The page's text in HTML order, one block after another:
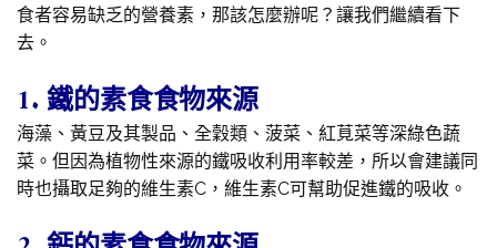
食者容易缺乏的營養素，那該怎麼辦呢？讓我們繼續看下
去。
1. 鐵的素食食物來源
海藻、黃豆及其製品、全穀類、菠菜、紅莧菜等深綠色蔬
菜。但因為植物性來源的鐵吸收利用率較差，所以會建議同
時也攝取足夠的維生素C，維生素C可幫助促進鐵的吸收。